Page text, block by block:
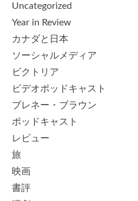
Uncategorized
Year in Review
カナダと日本
ソーシャルメディア
ビクトリア
ビデオポッドキャスト
ブレネー・ブラウン
ポッドキャスト
レビュー
旅
映画
書評